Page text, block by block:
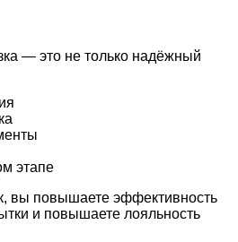
— это не только надёжный
этапе
вы повышаете эффективность
и повышаете лояльность